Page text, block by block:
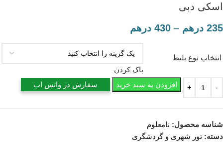
اسکی دبی
235 درهم –
430 درهم
انتخاب نوع بلیط
پاک کردن
افزودن به سبد خرید
سفارش در واتس اپ
شناسه محصول: نامعلوم
دسته: تور شهری و گردشگری